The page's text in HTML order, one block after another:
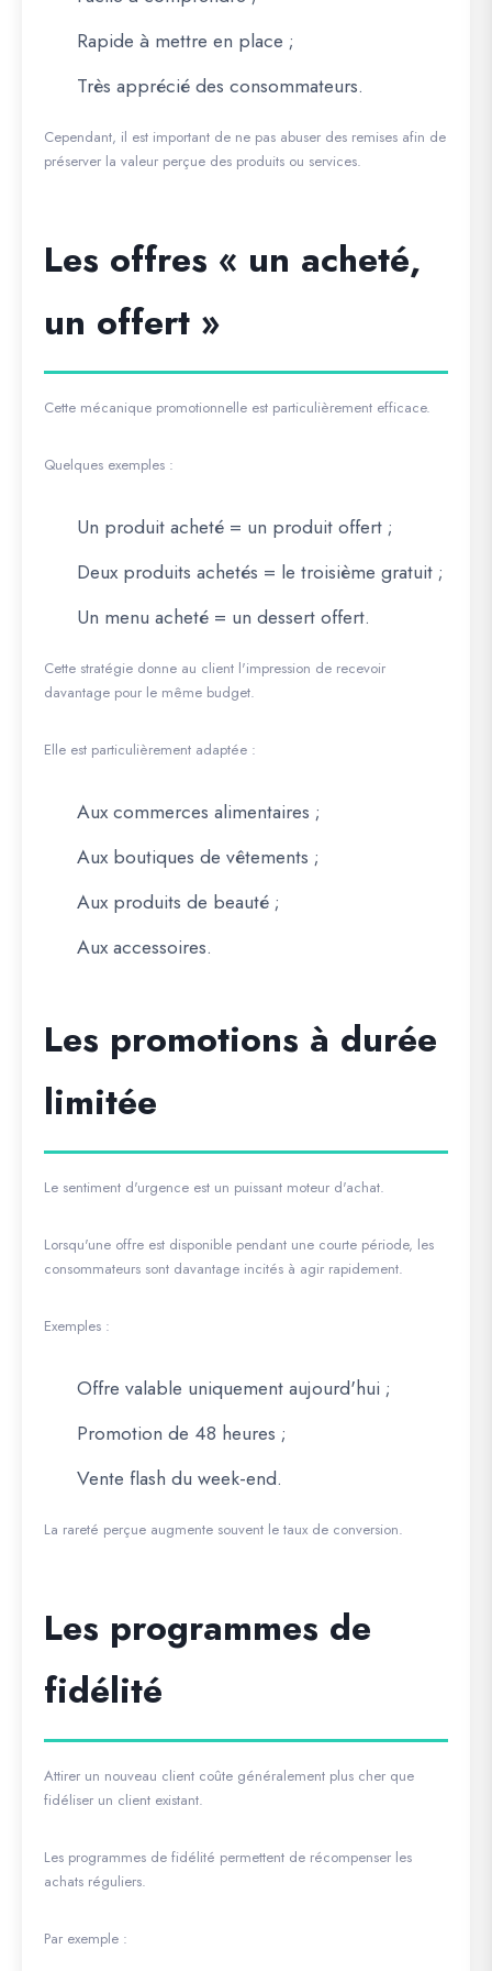
Rapide à mettre en place ;
Très apprécié des consommateurs.
Cependant, il est important de ne pas abuser des remises afin de
préserver la valeur perçue des produits ou services.
Les offres « un acheté,
un offert »
Cette mécanique promotionnelle est particulièrement efficace.
Quelques exemples :
Un produit acheté = un produit offert ;
Deux produits achetés = le troisième gratuit ;
Un menu acheté = un dessert offert.
Cette stratégie donne au client l'impression de recevoir
davantage pour le même budget.
Elle est particulièrement adaptée :
Aux commerces alimentaires ;
Aux boutiques de vêtements ;
Aux produits de beauté ;
Aux accessoires.
Les promotions à durée
limitée
Le sentiment d'urgence est un puissant moteur d'achat.
Lorsqu'une offre est disponible pendant une courte période, les
consommateurs sont davantage incités à agir rapidement.
Exemples :
Offre valable uniquement aujourd'hui ;
Promotion de 48 heures ;
Vente flash du week-end.
La rareté perçue augmente souvent le taux de conversion.
Les programmes de
fidélité
Attirer un nouveau client coûte généralement plus cher que
fidéliser un client existant.
Les programmes de fidélité permettent de récompenser les
achats réguliers.
Par exemple :